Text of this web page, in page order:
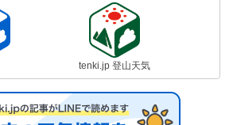
tenki.jp 登山天気